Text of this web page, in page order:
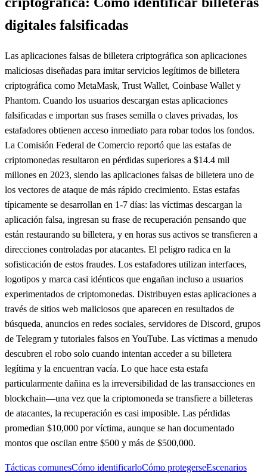
digitales falsificadas
Las aplicaciones falsas de billetera criptográfica son aplicaciones
maliciosas diseñadas para imitar servicios legítimos de billetera
criptográfica como MetaMask, Trust Wallet, Coinbase Wallet y
Phantom. Cuando los usuarios descargan estas aplicaciones
falsificadas e importan sus frases semilla o claves privadas, los
estafadores obtienen acceso inmediato para robar todos los fondos.
La Comisión Federal de Comercio reportó que las estafas de
criptomonedas resultaron en pérdidas superiores a $14.4 mil
millones en 2023, siendo las aplicaciones falsas de billetera uno de
los vectores de ataque de más rápido crecimiento. Estas estafas
típicamente se desarrollan en 1-7 días: las víctimas descargan la
aplicación falsa, ingresan su frase de recuperación pensando que
están restaurando su billetera, y en horas sus activos se transfieren a
direcciones controladas por atacantes. El peligro radica en la
sofisticación de estos fraudes. Los estafadores utilizan interfaces,
logotipos y marca casi idénticos que engañan incluso a usuarios
experimentados de criptomonedas. Distribuyen estas aplicaciones a
través de sitios web maliciosos que aparecen en resultados de
búsqueda, anuncios en redes sociales, servidores de Discord, grupos
de Telegram y tutoriales falsos en YouTube. Las víctimas a menudo
descubren el robo solo cuando intentan acceder a su billetera
legítima y la encuentran vacía. Lo que hace esta estafa
particularmente dañina es la irreversibilidad de las transacciones en
blockchain—una vez que la criptomoneda se transfiere a billeteras
de atacantes, la recuperación es casi imposible. Las pérdidas
promedian $10,000 por víctima, aunque se han documentado
montos que oscilan entre $500 y más de $500,000.
Tácticas comunesCómo identificarloCómo protegerseEscenarios